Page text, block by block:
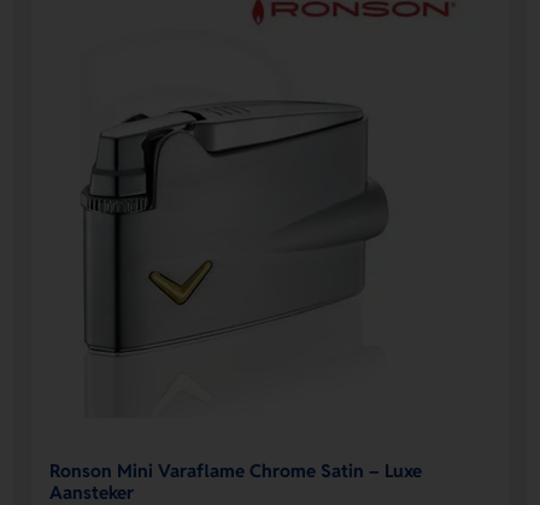
Ronson Mini Varaflame Chrome Satin – Luxe
Aansteker